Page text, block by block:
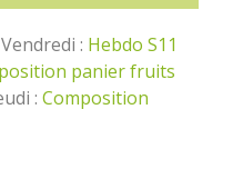
: Hebdo S11
panier fruits
: Composition